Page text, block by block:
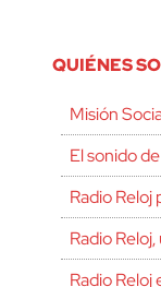
QUIÉNES
Misión
El sonido
Radio
Radio
Radio